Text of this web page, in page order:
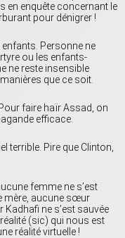
en enquête concernant le
pour dénigrer !
Personne ne
ou les enfants-
ne reste insensible
que ce soit.
faire haïr Assad, on
efficace.
terrible. Pire que Clinton,
femme ne s’est
mère, aucune sœur
ne s’est sauvée
(sic) qui nous est
réalité virtuelle !